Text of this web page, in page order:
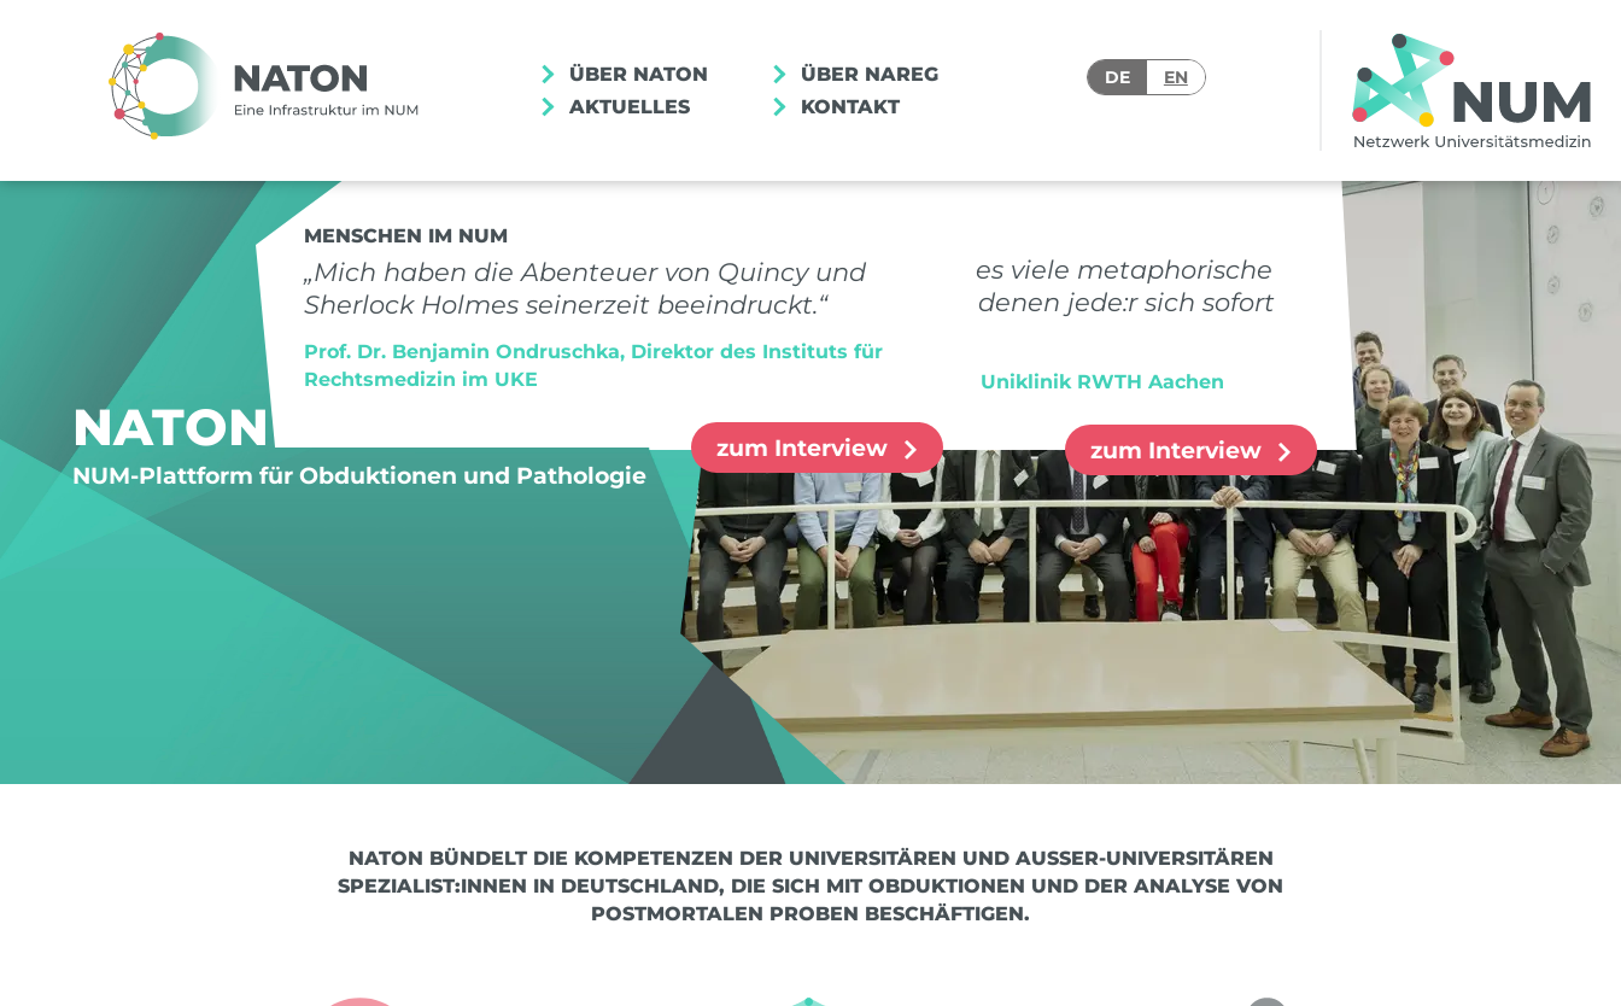
ÜBER NATON
ÜBER NAREG
AKTUELLES
KONTAKT
DE EN
NATON
NUM-Plattform für Obduktionen und Pathologie
NATON BÜNDELT DIE KOMPETENZEN DER UNIVERSITÄREN UND AUSSER-UNIVERSITÄREN S
PEZIALIST:INNEN IN DEUTSCHLAND, DIE SICH MIT OBDUKTIONEN UND DER ANALYSE VON P
OSTMORTALEN PROBEN BESCHÄFTIGEN.
„In der Pathologie gibt es viele metaphorische
Beschreibungen, unter denen jede:r sich sofort
etwas vorstellen kann.“
Dr. med. Saskia von Stillfried, Uniklinik RWTH Aachen
zum Interview
MENSCHEN IM NUM
„Mich haben die Abenteuer von Quincy und
Sherlock Holmes seinerzeit beeindruckt.“
Prof. Dr. Benjamin Ondruschka, Direktor des Instituts für
Rechtsmedizin im UKE
zum Interview